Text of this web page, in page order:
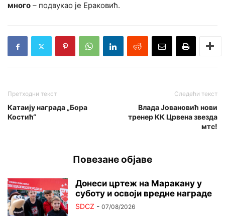
много – подвукао је Ераковић.
Претходни текст
Катаију награда „Бора
Костић“
Следећи текст
Влада Јовановић нови
тренер КК Црвена звезда
мтс!
Повезане објаве
Донеси цртеж на Маракану у
суботу и освоји вредне награде
SDCZ - 07/08/2026